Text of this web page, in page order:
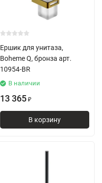
Ершик для унитаза,
Boheme Q, бронза арт.
10954-BR
В наличии
13 365 ₽
В корзину